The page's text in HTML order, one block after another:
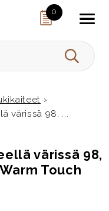
0
HAE
›
värissä 98, ...
värissä 98,
Touch